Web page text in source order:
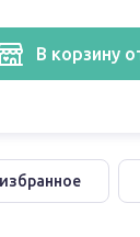
в корзину